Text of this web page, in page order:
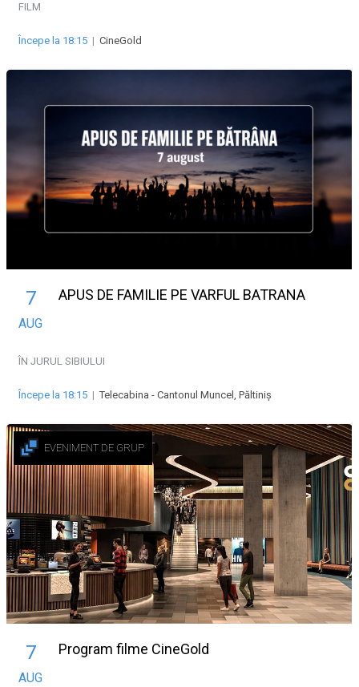
FILM
Începe la 18:15 | CineGold
7
AUG
APUS DE FAMILIE PE VARFUL BATRANA
ÎN JURUL SIBIULUI
Începe la 18:15 |Telecabina - Cantonul Muncel, Păltiniș
EVENIMENT DE GRUP
7
AUG
Program filme CineGold